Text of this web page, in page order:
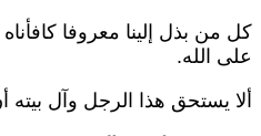
من بذل إلينا معروفا كافأناه به
الله.
يستحق هذا الرجل وآل بيته